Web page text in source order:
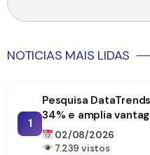
NOTICIAS MAIS LIDAS
1
Pesquisa
34% e amplia
da Paraíba
02/08/2026
7.239 vistos